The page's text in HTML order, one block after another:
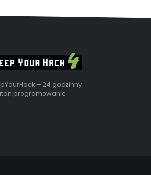
– 24 godzinny
programowania